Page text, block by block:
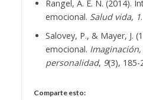
Rangel, A. E. N. (2014).
emocional. Salud vida, 1.
Salovey, P., & Mayer, J.
emocional.
personalidad, 9(3), 185-
Comparte esto: